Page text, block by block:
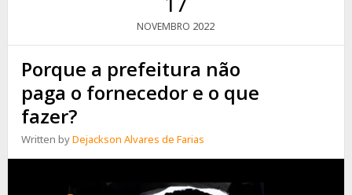
NOVEMBRO 2022
Porque a prefeitura não
paga o fornecedor e o que
fazer?
Written byDejackson Alvares de Farias